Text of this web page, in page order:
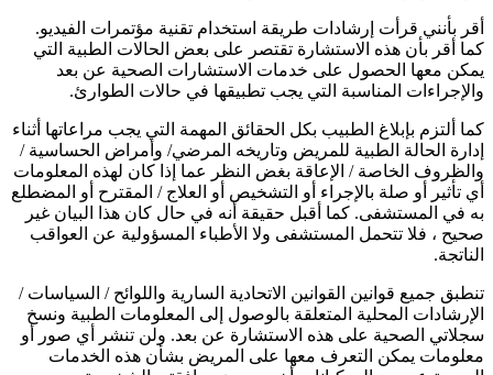
أقر بأنني قرأت إرشادات طريقة استخدام تقنية مؤتمرات الفيديو.
كما أقر بأن هذه الاستشارة تقتصر على بعض الحالات الطبية التي
يمكن معها الحصول على خدمات الاستشارات الصحية عن بعد
والإجراءات المناسبة التي يجب تطبيقها في حالات الطوارئ.
كما ألتزم بإبلاغ الطبيب بكل الحقائق المهمة التي يجب مراعاتها أثناء
إدارة الحالة الطبية للمريض وتاريخه المرضي/ وأمراض الحساسية /
والظروف الخاصة / الإعاقة بغض النظر عما إذا كان لهذه المعلومات
أي تأثير أو صلة بالإجراء أو التشخيص أو العلاج / المقترح أو المضطلع
به في المستشفى. كما أقبل حقيقة أنه في حال كان هذا البيان غير
صحيح ، فلا تتحمل المستشفى ولا الأطباء المسؤولية عن العواقب
الناتجة.
تنطبق جميع قوانين القوانين الاتحادية السارية واللوائح / السياسات /
الإرشادات المحلية المتعلقة بالوصول إلى المعلومات الطبية ونسخ
سجلاتي الصحية على هذه الاستشارة عن بعد. ولن تنشر أي صور أو
معلومات يمكن التعرف معها على المريض بشأن هذه الخدمات